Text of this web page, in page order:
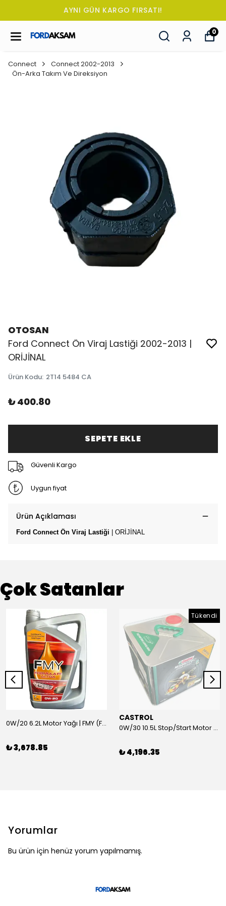
TÜM SİPARİŞLERDE OTO
0
Connect
Connect 2002-2013
Ön-Arka Takım Ve Direksiyon
OTOSAN
Ford Connect Ön Viraj Lastiği 2002-2013 |
ORİJİNAL
Ürün Kodu: 2T14 5484 CA
₺ 400.80
SEPETE EKLE
Güvenli Kargo
Uygun fiyat
Ürün Açıklaması
Ford Connect Ön Viraj Lastiği | ORİJİNAL
Çok Satanlar
0W/20 6.2L Motor Yağı | FMY (Ford Motor Yağları)
₺ 3,678.85
Tükendi
CASTROL
0W/30 10.5L Stop/Start Motor Yağı | CASTROL
₺ 4,196.35
Yorumlar
Bu ürün için henüz yorum yapılmamış.